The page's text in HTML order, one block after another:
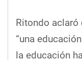
Ritondo aclaró
“una
la educación